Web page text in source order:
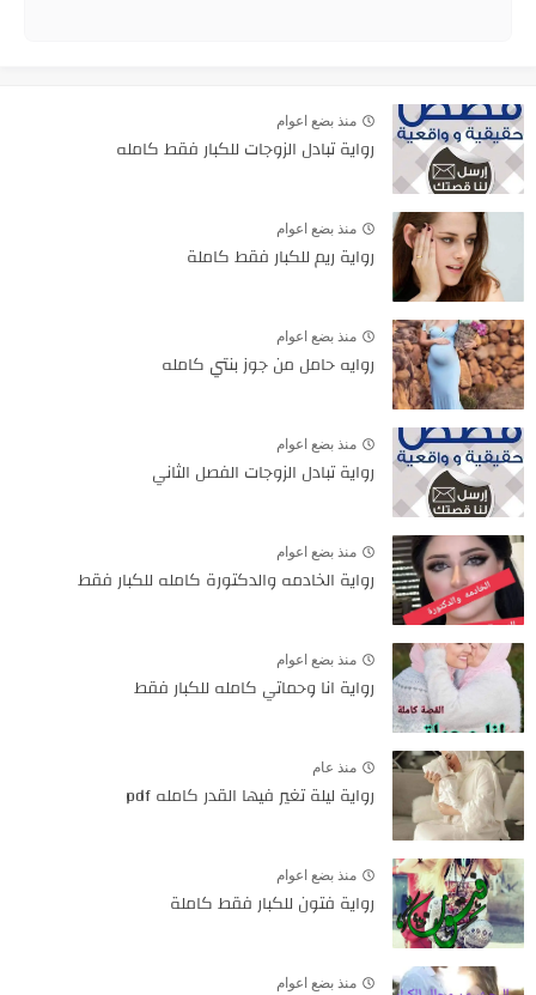
منذ بضع اعوام
رواية تبادل الزوجات للكبار فقط كامله
منذ بضع اعوام
رواية ريم للكبار فقط كاملة
منذ بضع اعوام
روايه حامل من جوز بنتي كامله
منذ بضع اعوام
رواية تبادل الزوجات الفصل الثاني
منذ بضع اعوام
رواية الخادمه والدكتورة كامله للكبار فقط
منذ بضع اعوام
رواية انا وحماتي كامله للكبار فقط
منذ عام
رواية ليلة تغير فيها القدر كامله pdf
منذ بضع اعوام
رواية فتون للكبار فقط كاملة
منذ بضع اعوام